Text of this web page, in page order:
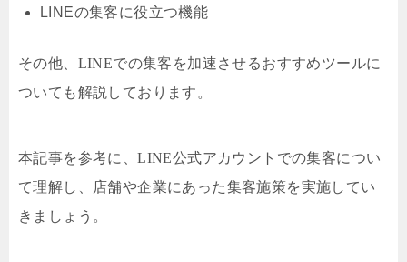
LINEの集客に役立つ機能
その他、LINEでの集客を加速させるおすすめツールに
ついても解説しております。
本記事を参考に、LINE公式アカウントでの集客につい
て理解し、店舗や企業にあった集客施策を実施してい
きましょう。